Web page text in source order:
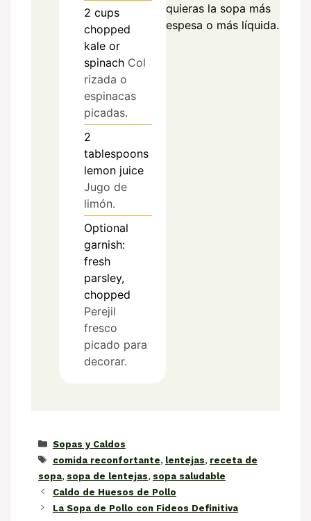
2 cups
chopped
kale or
spinach Col
rizada o
espinacas
picadas.
2
tablespoons
lemon juice
Jugo de
limón.
Optional
garnish:
fresh
parsley,
chopped
Perejil
fresco
picado para
decorar.
quieras la sopa más
espesa o más líquida.
Categorías
Sopas y Caldos
Etiquetas
comida reconfortante, lentejas, receta de
sopa, sopa de lentejas, sopa saludable
Caldo de Huesos de Pollo
La Sopa de Pollo con Fideos Definitiva